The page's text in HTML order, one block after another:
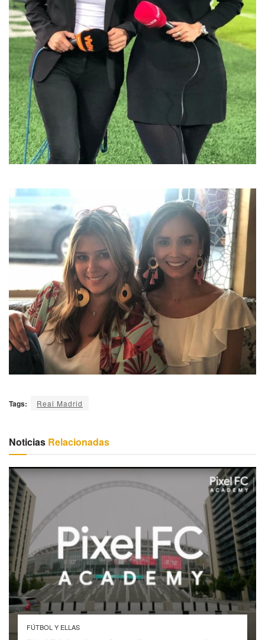
Tags: Real Madrid
Noticias Relacionadas
FÚTBOL Y ELLAS